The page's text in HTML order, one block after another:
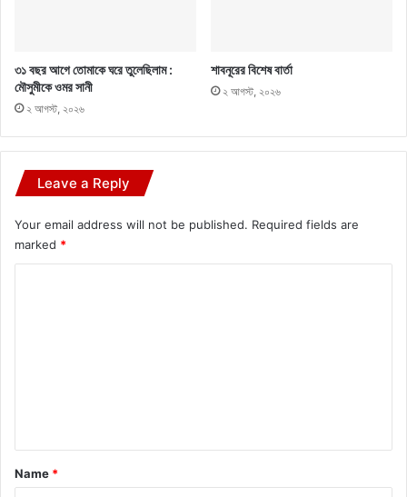
৩১ বছর আগে তোমাকে ঘরে তুলেছিলাম :
মৌসুমীকে ওমর সানী
২ আগস্ট, ২০২৬
শাবনূরের বিশেষ বার্তা
২ আগস্ট, ২০২৬
Leave a Reply
Your email address will not be published. Required fields are
marked *
*
Name *